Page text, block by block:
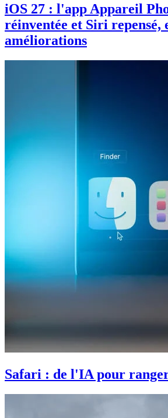
iOS 27 : l'app Appareil
réinventée et Siri repensé,
améliorations
Safari : de l'IA pour